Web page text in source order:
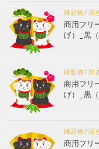
縁起物/ 招
商用フリ
げ）_黒
縁起物/ 招
商用フリ
げ）_黒
縁起物/ 招
商用フリ